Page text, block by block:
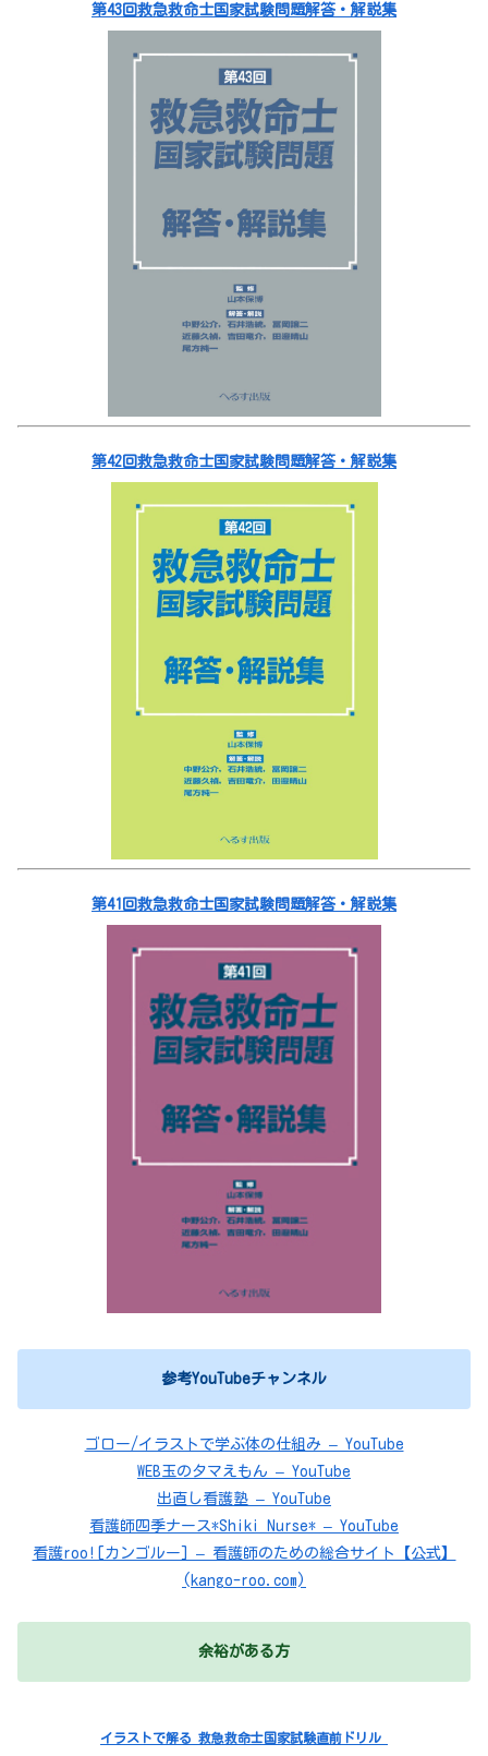
第43回救急救命士国家試験問題解答・解説集
第42回救急救命士国家試験問題解答・解説集
第41回救急救命士国家試験問題解答・解説集
参考YouTubeチャンネル
ゴロー/イラストで学ぶ体の仕組み – YouTube
WEB玉のタマえもん – YouTube
出直し看護塾 – YouTube
看護師四季ナース*Shiki Nurse* – YouTube
看護roo![カンゴルー] – 看護師のための総合サイト【公式】
(kango-roo.com)
余裕がある方
イラストで解る 救急救命士国家試験直前ドリル